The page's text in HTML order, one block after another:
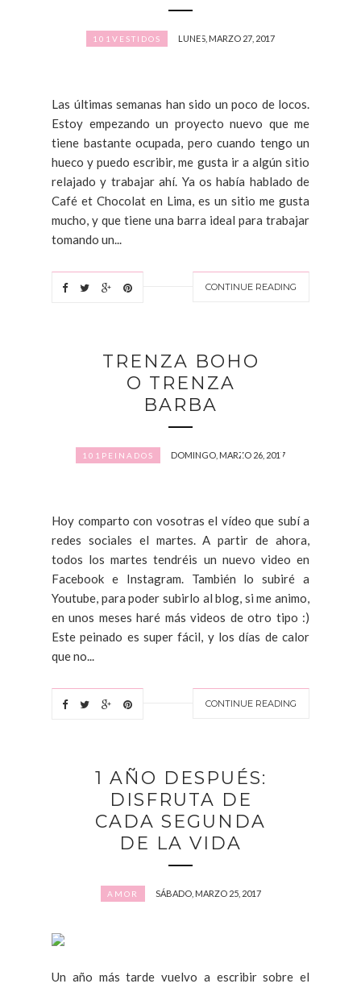
101VESTIDOS LUNES, MARZO 27, 2017
Las últimas semanas han sido un poco de locos.
Estoy empezando un proyecto nuevo que me
tiene bastante ocupada, pero cuando tengo un
hueco y puedo escribir, me gusta ir a algún sitio
relajado y trabajar ahí. Ya os había hablado de
Café et Chocolat en Lima, es un sitio me gusta
mucho, y que tiene una barra ideal para trabajar
tomando un...
CONTINUE READING
TRENZA BOHO
O TRENZA
BARBA
101PEINADOS DOMINGO, MARZO 26, 2017
Hoy comparto con vosotras el vídeo que subí a
redes sociales el martes. A partir de ahora,
todos los martes tendréis un nuevo video en
Facebook e Instagram. También lo subiré a
Youtube, para poder subirlo al blog, si me animo,
en unos meses haré más videos de otro tipo :)
Este peinado es super fácil, y los días de calor
que no...
CONTINUE READING
1 AÑO DESPUÉS:
DISFRUTA DE
CADA SEGUNDA
DE LA VIDA
AMOR SÁBADO, MARZO 25, 2017
Un año más tarde vuelvo a escribir sobre el